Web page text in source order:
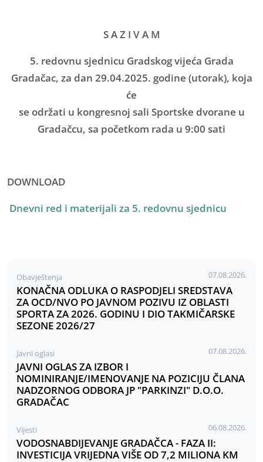
S A Z I V A M
5. redovnu sjednicu Gradskog vijeća Grada
Gradačac, za dan 29.04.2025. godine (utorak), koja
će
se održati u kongresnoj sali Sportske dvorane u
Gradačcu, sa početkom rada u 9:00 sati
DOWNLOAD
Dnevni red i materijali za 5. redovnu sjednicu
Obavještenja 07.08.2026.
KONAČNA ODLUKA O RASPODJELI SREDSTAVA
ZA OCD/NVO PO JAVNOM POZIVU IZ OBLASTI
SPORTA ZA 2026. GODINU I DIO TAKMIČARSKE
SEZONE 2026/27
Javni oglasi 07.08.2026.
JAVNI OGLAS ZA IZBOR I
NOMINIRANJE/IMENOVANJE NA POZICIJU ČLANA
NADZORNOG ODBORA JP "PARKINZI" D.O.O.
GRADAČAC
Vijesti 06.08.2026.
VODOSNABDIJEVANJE GRADAČCA - FAZA II:
INVESTICIJA VRIJEDNA VIŠE OD 7,2 MILIONA KM